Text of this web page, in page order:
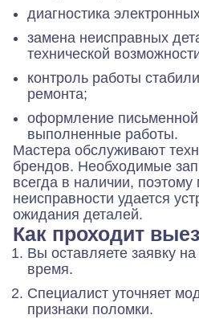
диагностика
замена неисправных
технической
контроль работы
ремонта;
оформление письменной
выполненные работы.
Мастера обслуживают
брендов. Необходимые
всегда в наличии, поэтому
неисправности удается
ожидания деталей.
Как проходит
Вы оставляете заявку
время.
Специалист уточняет
признаки поломки.